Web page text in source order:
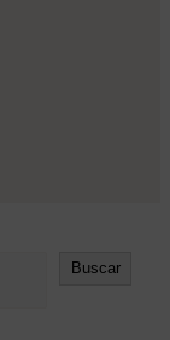
Buscar